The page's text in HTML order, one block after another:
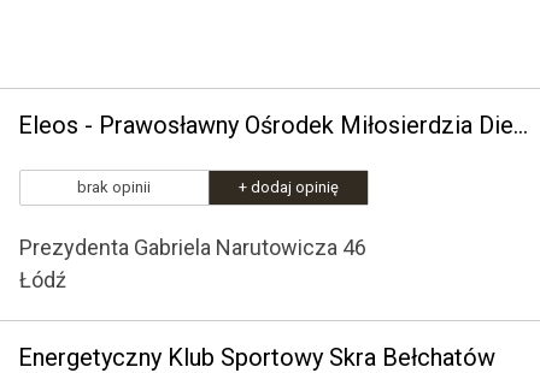
Eleos - Prawosławny Ośrodek Miłosierdzia Diecezji Łódzko - Poznańskiej
brak opinii + dodaj opinię
Prezydenta Gabriela Narutowicza 46
Łódź
Energetyczny Klub Sportowy Skra Bełchatów